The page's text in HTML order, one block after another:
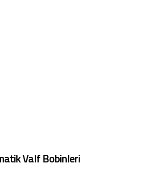
Valf Bobinleri